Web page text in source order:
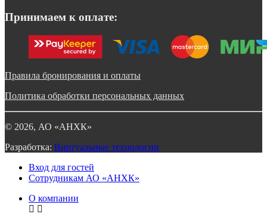
Принимаем к оплате:
Правила бронирования и оплаты
Политика обработки персональных данных
© 2026, АО «АНХК»
Разработка: Виртуальные технологии
Вход для гостей
Сотрудникам АО «АНХК»
О компании